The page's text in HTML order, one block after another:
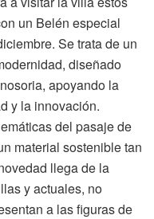
un Belén especial
Se trata de un
diseñado
apoyando la
y la innovación.
del pasaje de
material sostenible tan
llega de la
y actuales, no
a las figuras de